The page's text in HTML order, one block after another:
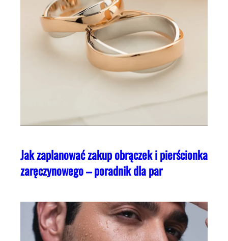
Jak zaplanować zakup obrączek i pierścionka
zaręczynowego – poradnik dla par